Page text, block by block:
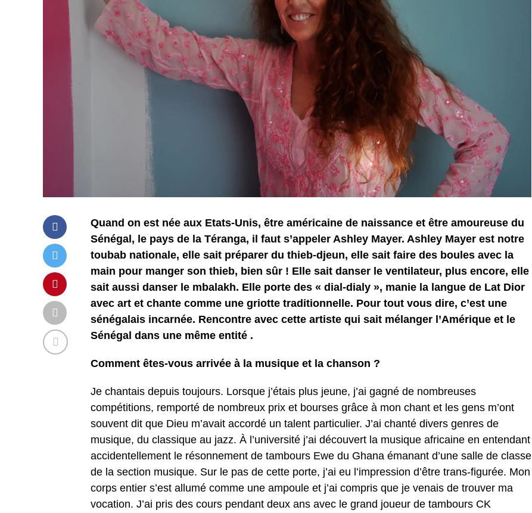
Quand on est née aux Etats-Unis, être américaine de naissance et être amoureuse du
Sénégal, le pays de la Téranga, il faut s’appeler Ashley Mayer. Ashley Mayer est notre
toubab nationale, elle sait préparer du thieb-djeun, elle sait faire des boules avec la
main pour manger son thieb, bien sûr ! Elle sait danser le ventilateur, plus encore, elle
sait aussi danser le mbalakh. Elle porte des « dial-dialy », manie la langue de Lat Dior
avec art et chante comme une griotte traditionnelle. Pour tout vous dire, c’est une
sénégalais incarnée. Rencontre avec cette artiste qui sait mélanger l’Amérique et le
Sénégal dans une même entité .
Comment êtes-vous arrivée à la musique et la chanson ?
Je chantais depuis toujours. Lorsque j’étais plus jeune, j’ai gagné de nombreuses
compétitions, remporté de nombreux prix et bourses grâce à mon chant et les gens m’ont
souvent dit que Dieu m’avait accordé un talent particulier. J’ai chanté divers genres de
musique, du classique au jazz. À l’université j’ai découvert la musique africaine en entendant
accidentellement le résonnement de tambours Ewe du Ghana émanant d’une salle de classe
de la section musique. Sur le pas de cette porte, j’ai eu l’impression d’être trans-figurée. Mon
corps entier s’est allumé comme une ampoule et j’ai compris que je venais de trouver ma
vocation. J’ai pris des cours pendant deux ans avec le grand joueur de tambours CK